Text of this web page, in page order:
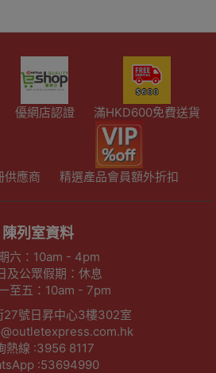
優網店認證 滿HKD600免費送貨
供應商 精選產品會員額外折扣
陳列室資料
六：10am - 4pm
及公眾假期：休息
至五：10am - 7pm
27號日昇中心3樓302室
熱線 :3956 8117
:53694990